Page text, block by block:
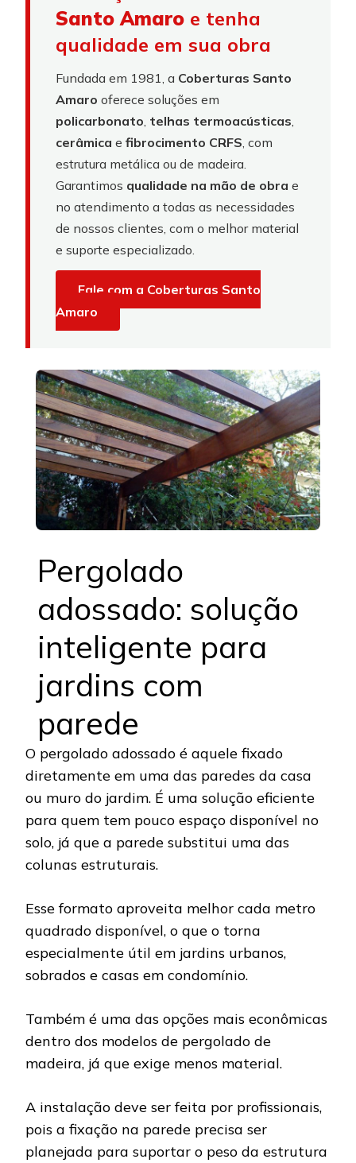
Santo Amaro e tenha
qualidade em sua obra
Fundada em 1981, a Coberturas Santo
Amaro oferece soluções em
policarbonato, telhas termoacústicas,
cerâmica e fibrocimento CRFS, com
estrutura metálica ou de madeira.
Garantimos qualidade na mão de obra e
no atendimento a todas as necessidades
de nossos clientes, com o melhor material
e suporte especializado.
Fale com a Coberturas Santo
Amaro
Pergolado
adossado: solução
inteligente para
jardins com
parede
O pergolado adossado é aquele fixado
diretamente em uma das paredes da casa
ou muro do jardim. É uma solução eficiente
para quem tem pouco espaço disponível no
solo, já que a parede substitui uma das
colunas estruturais.
Esse formato aproveita melhor cada metro
quadrado disponível, o que o torna
especialmente útil em jardins urbanos,
sobrados e casas em condomínio.
Também é uma das opções mais econômicas
dentro dos modelos de pergolado de
madeira, já que exige menos material.
A instalação deve ser feita por profissionais,
pois a fixação na parede precisa ser
planejada para suportar o peso da estrutura